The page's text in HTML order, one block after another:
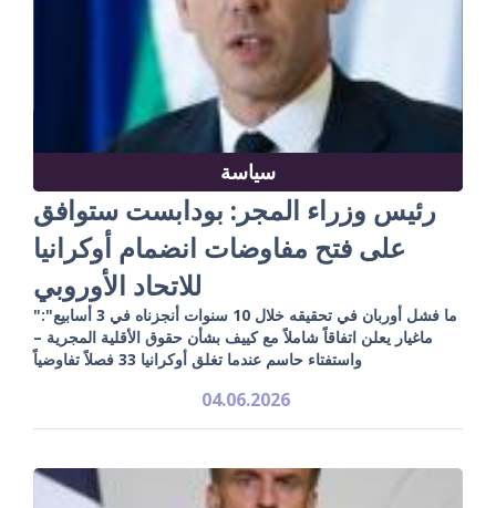
سياسة
رئيس وزراء المجر: بودابست ستوافق
على فتح مفاوضات انضمام أوكرانيا
للاتحاد الأوروبي
"ما فشل أوربان في تحقيقه خلال 10 سنوات أنجزناه في 3 أسابيع":
ماغيار يعلن اتفاقاً شاملاً مع كييف بشأن حقوق الأقلية المجرية –
واستفتاء حاسم عندما تغلق أوكرانيا 33 فصلاً تفاوضياً
04.06.2026